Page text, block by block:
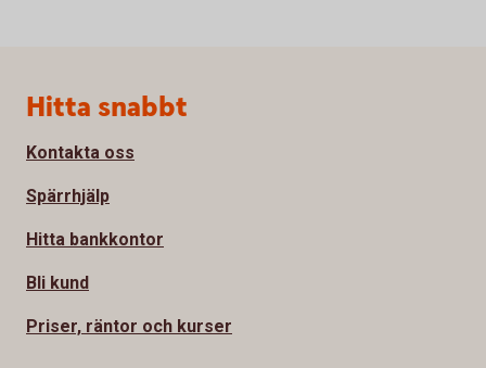
Sidfot
Hitta snabbt
Kontakta oss
Spärrhjälp
Hitta bankkontor
Bli kund
Priser, räntor och kurser